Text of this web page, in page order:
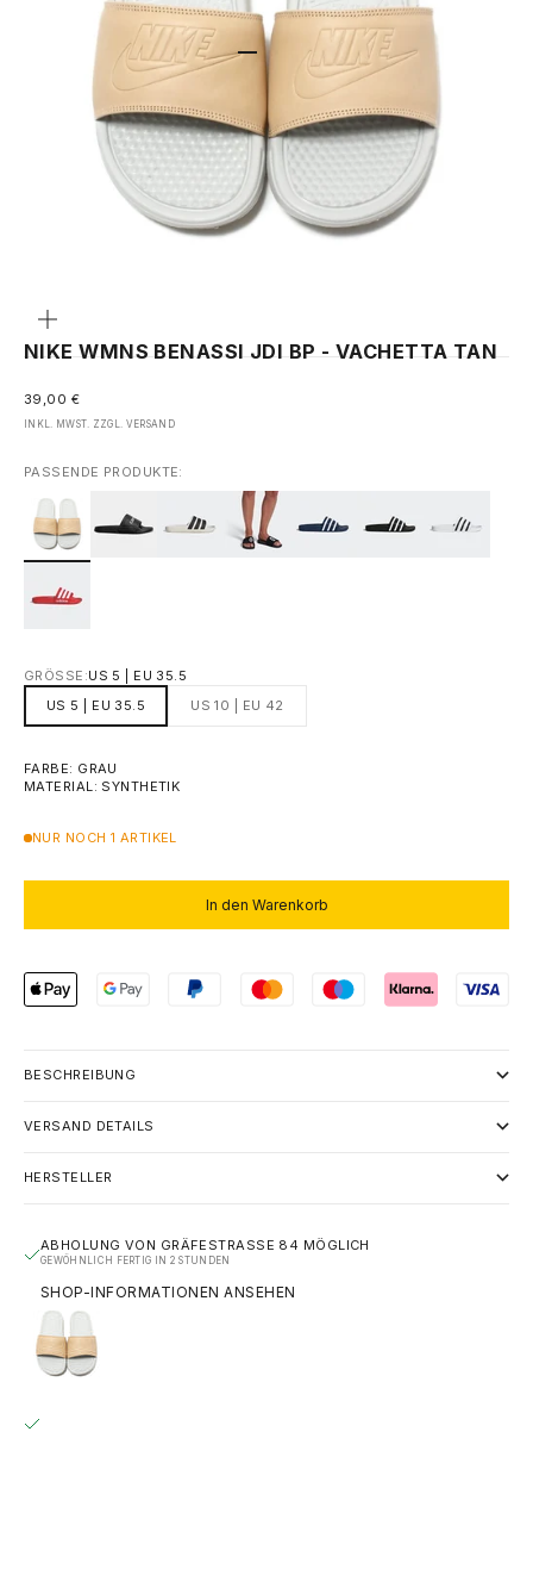
GEHE ZU ELEMENT 1
GEHE ZU ELEMENT 2
GEHE ZU ELEMENT 3
GEHE ZU ELEMENT 4
GEHE ZU ELEMENT 5
NIKE WMNS BENASSI JDI BP - VACHETTA TAN
ANGEBOT
39,00 €
INKL. MWST. ZZGL. VERSAND
PASSENDE PRODUKTE:
GRÖSSE: US 5 | EU 35.5
US 5 | EU 35.5
US 10 | EU 42
FARBE: GRAU
MATERIAL: SYNTHETIK
NUR NOCH 1 ARTIKEL
In den Warenkorb
BESCHREIBUNG
VERSAND DETAILS
HERSTELLER
ABHOLUNG VON GRÄFESTRASSE 84 MÖGLICH
GEWÖHNLICH FERTIG IN 2 STUNDEN
SHOP-INFORMATIONEN ANSEHEN